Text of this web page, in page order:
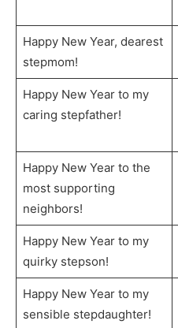
Happy New Year, dearest
stepmom!
Happy New Year to my
caring stepfather!
Happy New Year to the
most supporting
neighbors!
Happy New Year to my
quirky stepson!
Happy New Year to my
sensible stepdaughter!